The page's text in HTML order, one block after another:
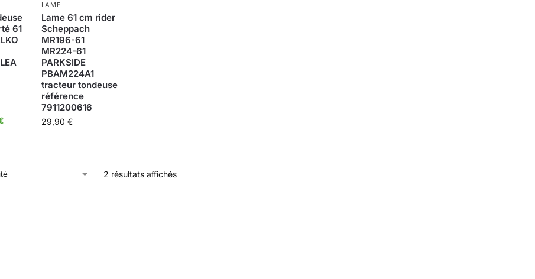
61
LAME
Lame 61 cm rider
Scheppach
MR196-61
MR224-61
PARKSIDE
PBAM224A1
tracteur tondeuse
référence
7911200616
29,90 €
2 résultats affichés